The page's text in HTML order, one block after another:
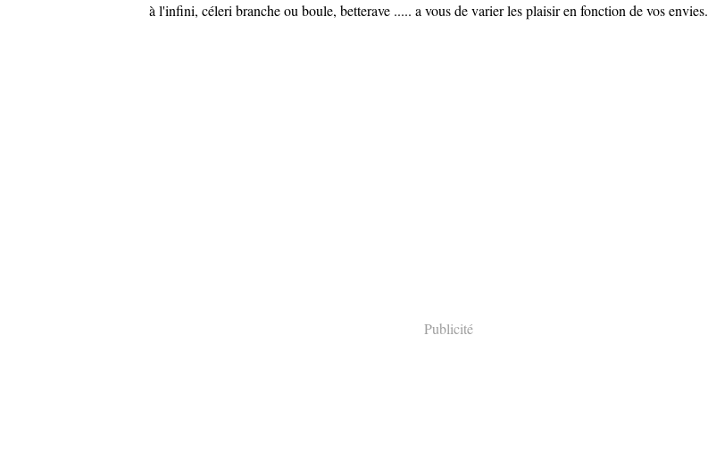
à l'infini, céleri branche ou boule, betterave ..... a vous de varier les plaisir en fonction de vos envies.
Publicité